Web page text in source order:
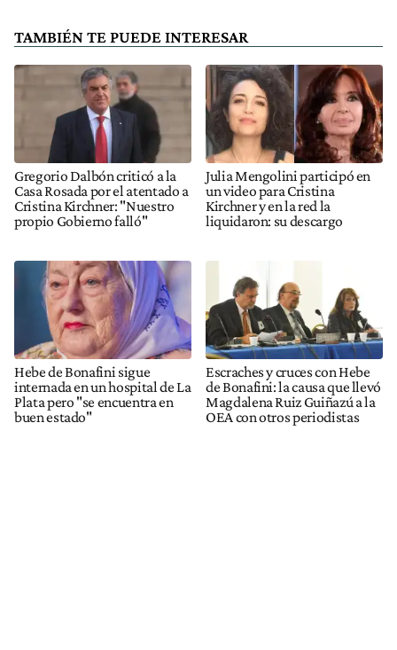
TAMBIÉN TE PUEDE INTERESAR
Gregorio Dalbón criticó a la
Casa Rosada por el atentado a
Cristina Kirchner: "Nuestro
propio Gobierno falló"
Julia Mengolini participó en
un video para Cristina
Kirchner y en la red la
liquidaron: su descargo
Hebe de Bonafini sigue
internada en un hospital de La
Plata pero "se encuentra en
buen estado"
Escraches y cruces con Hebe
de Bonafini: la causa que llevó
Magdalena Ruiz Guiñazú a la
OEA con otros periodistas